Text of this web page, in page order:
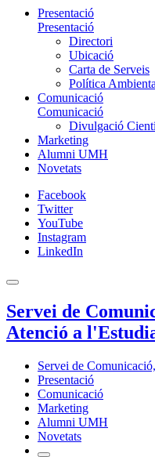
Presentació
Presentació
Directori
Ubicació
Carta de Serveis
Política
Comunicació
Comunicació
Divulgació
Marketing
Alumni UMH
Novetats
Facebook
Twitter
YouTube
Instagram
LinkedIn
Servei de
Atenció a
Servei de
Presentació
Comunicació
Marketing
Alumni UMH
Novetats